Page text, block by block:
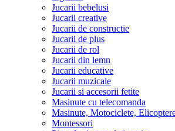
Jucarii bebelusi
Jucarii creative
Jucarii de constructie
Jucarii de plus
Jucarii de rol
Jucarii din lemn
Jucarii educative
Jucarii muzicale
Jucarii si accesorii fetite
Masinute cu telecomanda
Masinute, Motociclete,
Montessori